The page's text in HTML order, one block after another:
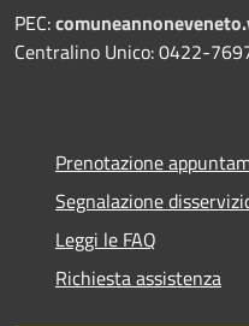
PEC:
Centralino Unico: 0422-
Prenotazione
Segnalazione
Leggi le FAQ
Richiesta assistenza